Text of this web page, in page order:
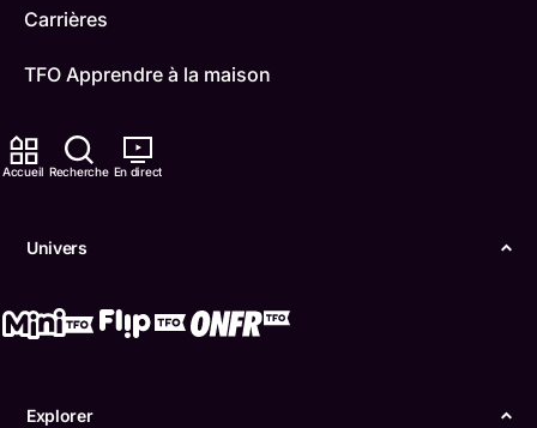
Accueil Recherche En direct
Univers
Explorer
Carrières
TFO Apprendre à la maison
Comment nous capter
ONFR
Conditions d'utilisation